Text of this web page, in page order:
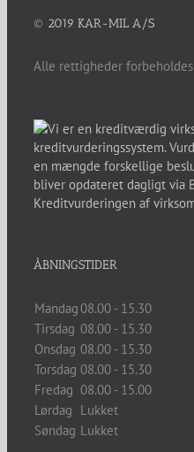
© 2019 KAR-MIL A/S
Alle rettigheder forbeholdes
ÅBNINGSTIDER
Mandag08.00 - 15.30
Tirsdag 08.00 - 15.30
Onsdag 08.00 - 15.30
Torsdag 08.00 - 15.30
Fredag 08.00 - 15.00
Lørdag Lukket
Søndag Lukket